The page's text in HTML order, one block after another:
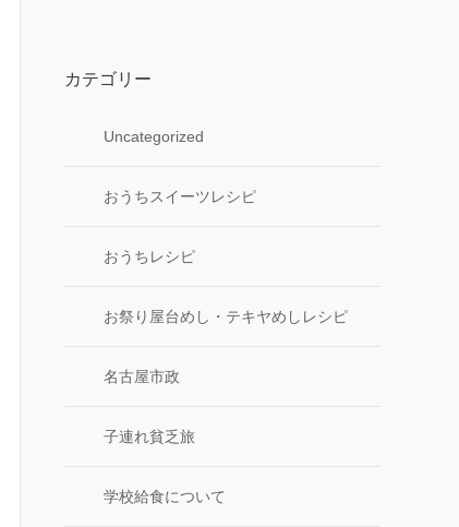
カテゴリー
Uncategorized
おうちスイーツレシピ
おうちレシピ
お祭り屋台めし・テキヤめしレシピ
名古屋市政
子連れ貧乏旅
学校給食について